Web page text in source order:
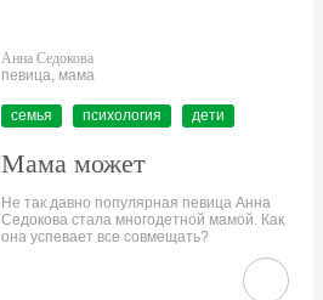
Анна Седокова
певица, мама
семья психология дети
Мама может
Не так давно популярная певица Анна
Седокова стала многодетной мамой. Как
она успевает все совмещать?